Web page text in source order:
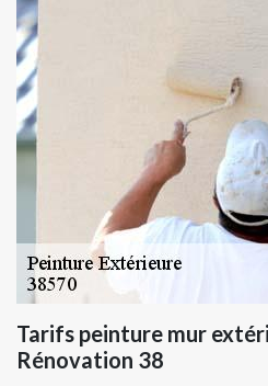
Tarifs peinture mur
Rénovation 38